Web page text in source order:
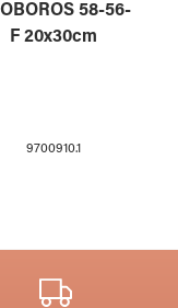
58-56-
F 20x30cm
9700910.1